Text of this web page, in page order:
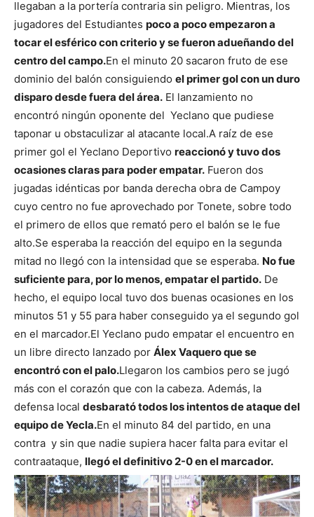
llegaban a la portería contraria sin peligro. Mientras, los
jugadores del Estudiantes poco a poco empezaron a
tocar el esférico con criterio y se fueron adueñando del
centro del campo.En el minuto 20 sacaron fruto de ese
dominio del balón consiguiendo el primer gol con un duro
disparo desde fuera del área. El lanzamiento no
encontró ningún oponente del Yeclano que pudiese
taponar u obstaculizar al atacante local.A raíz de ese
primer gol el Yeclano Deportivo reaccionó y tuvo dos
ocasiones claras para poder empatar. Fueron dos
jugadas idénticas por banda derecha obra de Campoy
cuyo centro no fue aprovechado por Tonete, sobre todo
el primero de ellos que remató pero el balón se le fue
alto.Se esperaba la reacción del equipo en la segunda
mitad no llegó con la intensidad que se esperaba. No fue
suficiente para, por lo menos, empatar el partido. De
hecho, el equipo local tuvo dos buenas ocasiones en los
minutos 51 y 55 para haber conseguido ya el segundo gol
en el marcador.El Yeclano pudo empatar el encuentro en
un libre directo lanzado por Álex Vaquero que se
encontró con el palo.Llegaron los cambios pero se jugó
más con el corazón que con la cabeza. Además, la
defensa local desbarató todos los intentos de ataque del
equipo de Yecla.En el minuto 84 del partido, en una
contra y sin que nadie supiera hacer falta para evitar el
contraataque, llegó el definitivo 2-0 en el marcador.